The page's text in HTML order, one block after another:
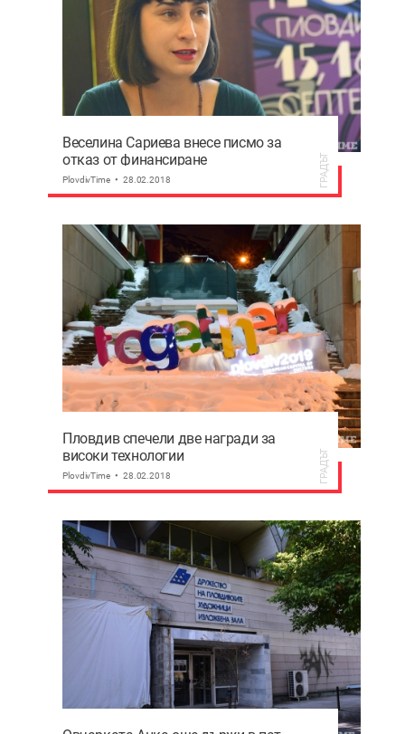
Веселина Сариева внесе писмо за
отказ от финансиране
PlovdivTime 28.02.2018 ГРАДЪТ
Пловдив спечели две награди за
високи технологии
PlovdivTime 28.02.2018 ГРАДЪТ